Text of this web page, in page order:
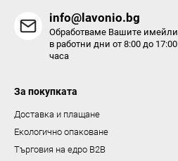
info@lavonio.bg
Обработваме Вашите имейли
в работни дни от 8:00 до 17:00
часа
За покупката
Доставка и плащане
Екологично опаковане
Търговия на едро B2B